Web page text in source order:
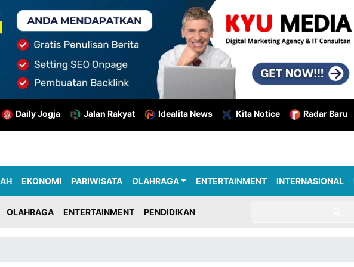
Daily Jogja Jalan Rakyat Idealita News Kita Notice Radar Baru
EKONOMI PARIWISATA OLAHRAGA ENTERTAINMENT INTERNASIONAL
OLAHRAGA ENTERTAINMENT PENDIDIKAN